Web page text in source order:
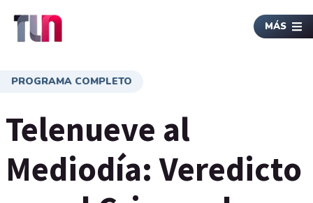
MÁS
PROGRAMA COMPLETO
Telenueve al
Mediodía: Veredicto